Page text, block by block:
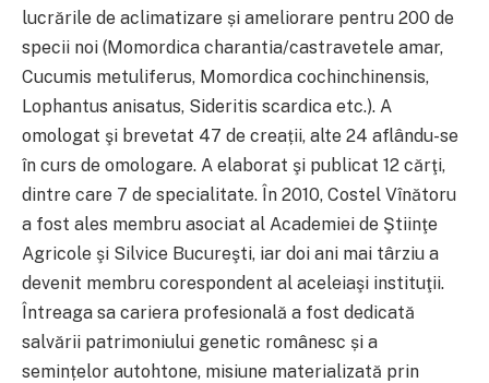
lucrările de aclimatizare și ameliorare pentru 200 de
specii noi (Momordica charantia/castravetele amar,
Cucumis metuliferus, Momordica cochinchinensis,
Lophantus anisatus, Sideritis scardica etc.). A
omologat şi brevetat 47 de creații, alte 24 aflându-se
în curs de omologare. A elaborat şi publicat 12 cărţi,
dintre care 7 de specialitate. În 2010, Costel Vînătoru
a fost ales membru asociat al Academiei de Ştiinţe
Agricole şi Silvice Bucureşti, iar doi ani mai târziu a
devenit membru corespondent al aceleiaşi instituţii.
Întreaga sa cariera profesională a fost dedicată
salvării patrimoniului genetic românesc și a
semințelor autohtone, misiune materializată prin